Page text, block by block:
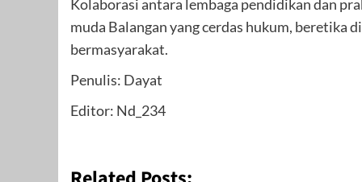
Kolaborasi antara lembaga pendidikan dan
muda Balangan yang cerdas hukum, beretika
bermasyarakat.
Penulis: Dayat
Editor: Nd_234